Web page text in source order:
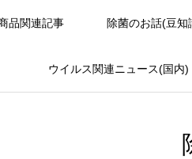
品関連記事 除菌のお話(豆知
ウイルス関連ニュース(国内)